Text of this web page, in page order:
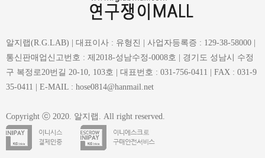
알지랩(R.G.LAB) | 대표이사 : 유형진 | 사업자등록증 : 129-38-58000 |
통신판매업신고번호 : 제2018-성남수정-0008호 | 경기도 성남시 수정
구 복정로20번길 20-10, 103호 | 대표번호 : 031-756-0411 | FAX : 031-9
35-0411 | E-MAIL : hose0814@hanmail.net
Copyright ⓒ 2020. 알지랩. All right reserved.